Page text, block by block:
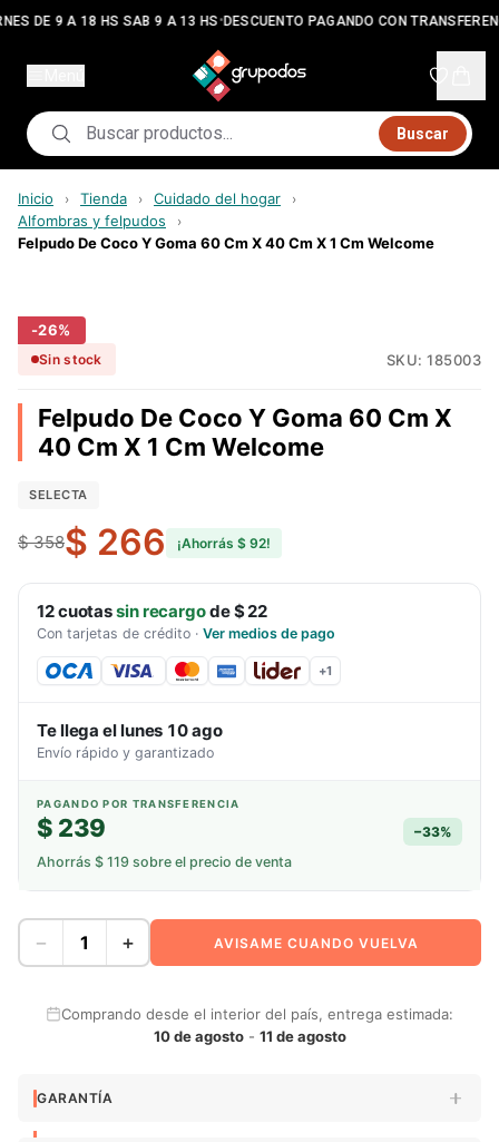
DE 9 A 18 HS SAB 9 A 13 HS•DESCUENTO PAGANDO CON
Buscar
Inicio › Tienda › Cuidado del hogar ›
Alfombras y felpudos ›
Felpudo De Coco Y Goma 60 Cm X 40 Cm X 1 Cm Welcome
-26%
Sin stock SKU: 185003
Felpudo De Coco Y Goma 60 Cm X
40 Cm X 1 Cm Welcome
SELECTA
$ 358$ 266 ¡Ahorrás $ 92!
12cuotassin recargode$ 22
Con tarjetas de crédito · Ver medios de pago
+1
Te llega ellunes 10 ago
Envío rápido y garantizado
PAGANDO POR TRANSFERENCIA
$ 239 −33%
Ahorrás $ 119 sobre el precio de venta
− + AVISAME CUANDO VUELVA
Comprando desde el interior del país, entrega estimada:
10 de agosto- 11 de agosto
GARANTÍA